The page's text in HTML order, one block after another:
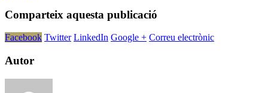
Comparteix aquesta publicació
Facebook Twitter LinkedIn Google + Correu electrònic
Autor